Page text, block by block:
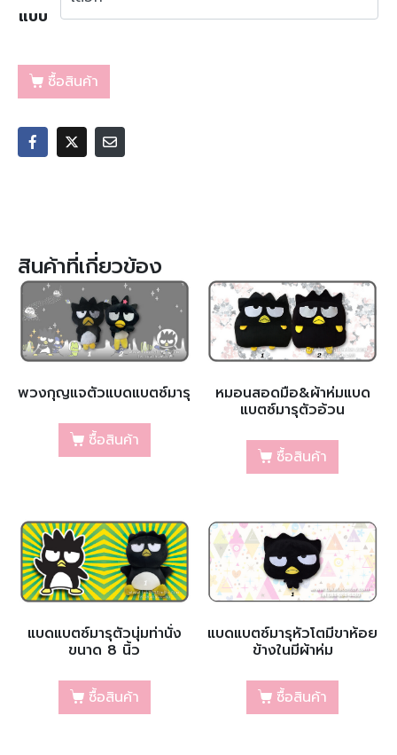
แบบ
ซื้อสินค้า
สินค้าที่เกี่ยวข้อง
พวงกุญแจตัวแบดแบตซ์มารุ
ซื้อสินค้า
หมอนสอดมือ&ผ้าห่มแบด
แบตซ์มารุตัวอ้วน
ซื้อสินค้า
แบดแบตซ์มารุตัวนุ่มท่านั่ง
ขนาด 8 นิ้ว
ซื้อสินค้า
แบดแบตซ์มารุหัวโตมีขาห้อย
ข้างในมีผ้าห่ม
ซื้อสินค้า